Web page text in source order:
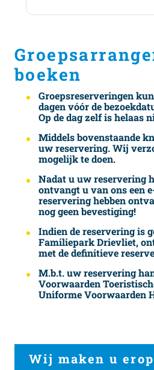
boeken
Groepsreserveringen
dagen vóór de
Op de dag zelf is helaas
Middels bovenstaande
uw reservering. Wij
mogelijk te doen.
Nadat u uw reservering
ontvangt u van ons een
reservering hebben
nog geen bevestiging!
Indien de reservering is
Familiepark Drievliet,
met de definitieve
M.b.t. uw reservering
Voorwaarden
Uniforme Voorwaarden
Wij maken u